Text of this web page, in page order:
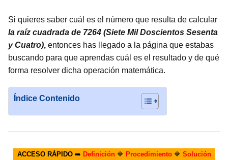
Si quieres saber cuál es el número que resulta de calcular
la raíz cuadrada de 7264 (Siete Mil Doscientos Sesenta
y Cuatro), entonces has llegado a la página que estabas
buscando para que aprendas cuál es el resultado y de qué
forma resolver dicha operación matemática.
Índice Contenido
ACCESO RÁPIDO➡️ Definición🔷 Procedimiento🔷 Solución